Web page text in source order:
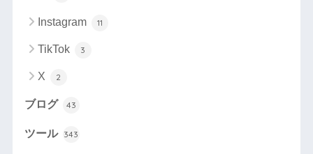
Instagram 11
TikTok 3
X 2
ブログ 43
ツール 343